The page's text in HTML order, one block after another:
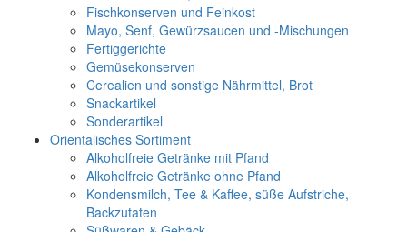
Fischkonserven und Feinkost
Mayo, Senf, Gewürzsaucen und -Mischungen
Fertiggerichte
Gemüsekonserven
Cerealien und sonstige Nährmittel, Brot
Snackartikel
Sonderartikel
Orientalisches Sortiment
Alkoholfreie Getränke mit Pfand
Alkoholfreie Getränke ohne Pfand
Kondensmilch, Tee & Kaffee, süße Aufstriche,
Backzutaten